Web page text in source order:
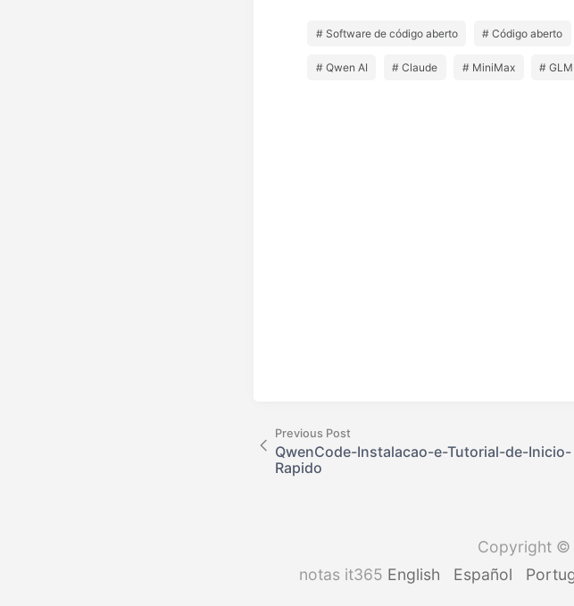
# Software de código aberto # Código aberto
# Qwen AI # Claude # MiniMax # GLM
Previous Post
QwenCode-Instalacao-e-Tutorial-de-Inicio-
Rapido
Copyright ©
notas it365 English Español